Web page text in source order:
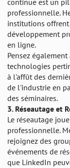
professionnelle.
institutions
développement
en ligne.
Pensez
technologies
à l'affût des
de l'industrie en
des séminaires.
3. Réseautage et
Le réseautage
professionnelle.
rejoignez des
événements de
que LinkedIn